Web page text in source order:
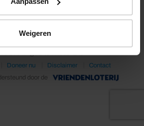
Weigeren
Stichting Forten Nederland
Doneer nu Disclaimer
Contact
door de